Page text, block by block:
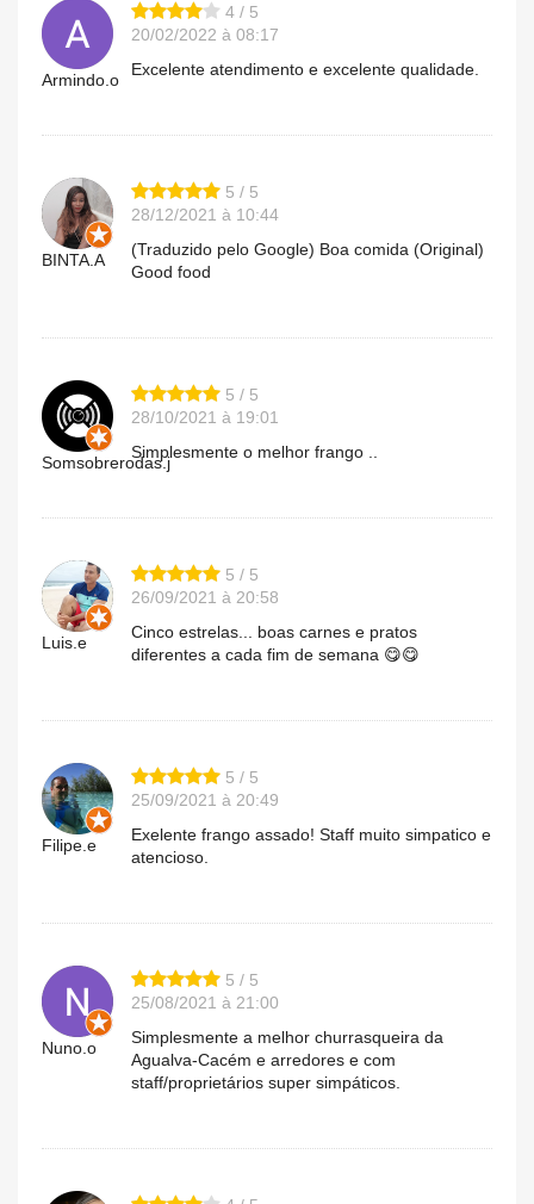
Armindo.o
4 / 5
20/02/2022 à 08:17
Excelente atendimento e excelente qualidade.
BINTA.A
5 / 5
28/12/2021 à 10:44
(Traduzido pelo Google) Boa comida (Original)
Good food
Somsobrerodas.j
5 / 5
28/10/2021 à 19:01
Simplesmente o melhor frango ..
Luis.e
5 / 5
26/09/2021 à 20:58
Cinco estrelas... boas carnes e pratos
diferentes a cada fim de semana 😋😋
Filipe.e
5 / 5
25/09/2021 à 20:49
Exelente frango assado! Staff muito simpatico e
atencioso.
Nuno.o
5 / 5
25/08/2021 à 21:00
Simplesmente a melhor churrasqueira da
Agualva-Cacém e arredores e com
staff/proprietários super simpáticos.